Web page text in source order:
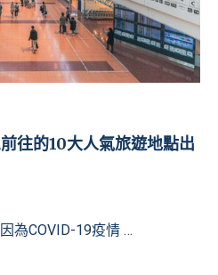
往的10大人氣旅遊地點出
為COVID-19疫情 …